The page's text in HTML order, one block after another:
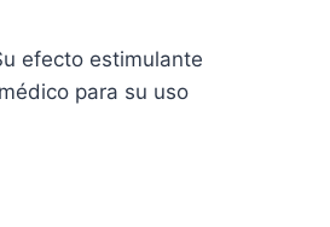
efecto estimulante
para su uso